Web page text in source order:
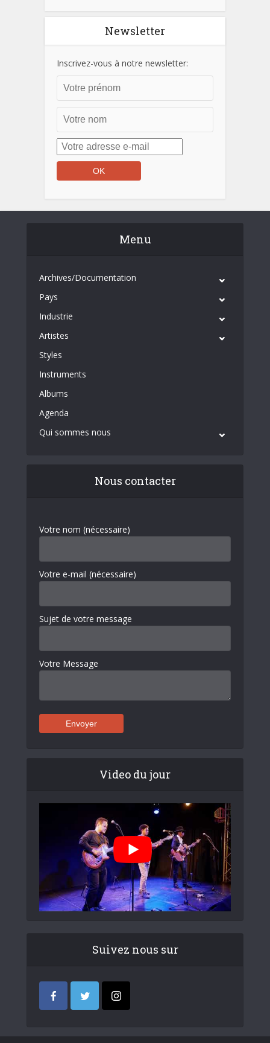
Newsletter
Inscrivez-vous à notre newsletter:
Menu
Archives/Documentation
Pays
Industrie
Artistes
Styles
Instruments
Albums
Agenda
Qui sommes nous
Nous contacter
Votre nom (nécessaire)
Votre e-mail (nécessaire)
Sujet de votre message
Votre Message
Video du jour
Suivez nous sur